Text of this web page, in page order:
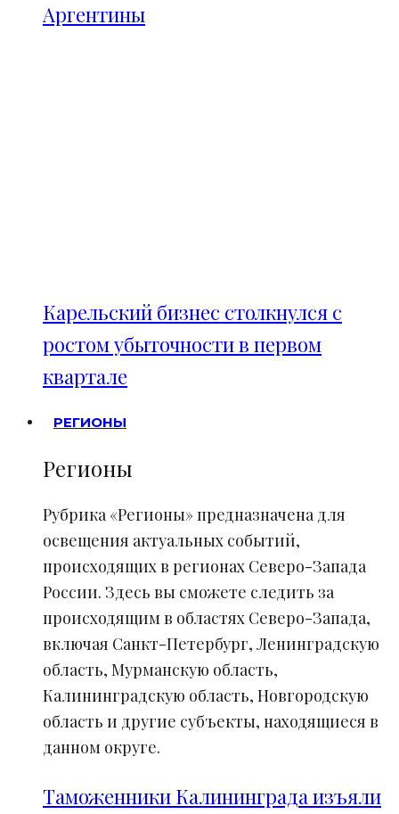
Аргентины
Карельский бизнес столкнулся с
ростом убыточности в первом
квартале
РЕГИОНЫ
Регионы
Рубрика «Регионы» предназначена для
освещения актуальных событий,
происходящих в регионах Северо-Запада
России. Здесь вы сможете следить за
происходящим в областях Северо-Запада,
включая Санкт-Петербург, Ленинградскую
область, Мурманскую область,
Калининградскую область, Новгородскую
область и другие субъекты, находящиеся в
данном округе.
Таможенники Калининграда изъяли